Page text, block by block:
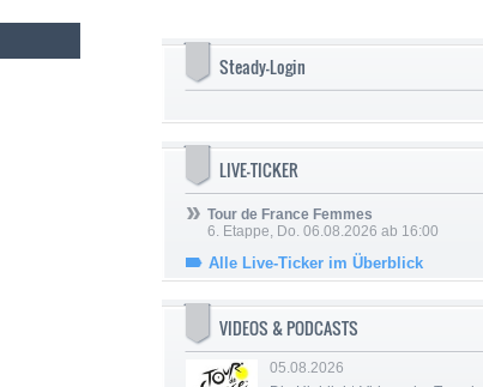
Steady-Login
LIVE-TICKER
Tour de France Femmes
6. Etappe, Do. 06.08.2026 ab 16:00
Alle Live-Ticker im Überblick
VIDEOS & PODCASTS
05.08.2026